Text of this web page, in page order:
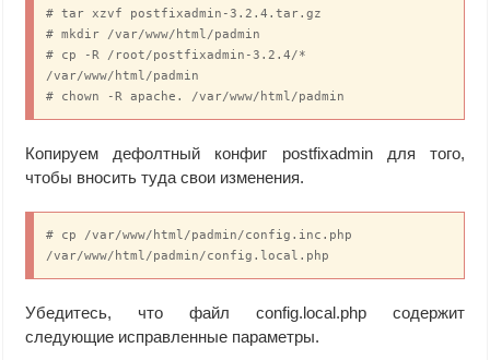
# tar xzvf postfixadmin-3.2.4.tar.gz
# mkdir /var/www/html/padmin
# cp -R /root/postfixadmin-3.2.4/*
/var/www/html/padmin
# chown -R apache. /var/www/html/padmin
Копируем дефолтный конфиг postfixadmin для того,
чтобы вносить туда свои изменения.
# cp /var/www/html/padmin/config.inc.php
/var/www/html/padmin/config.local.php
Убедитесь, что файл config.local.php содержит
следующие исправленные параметры.